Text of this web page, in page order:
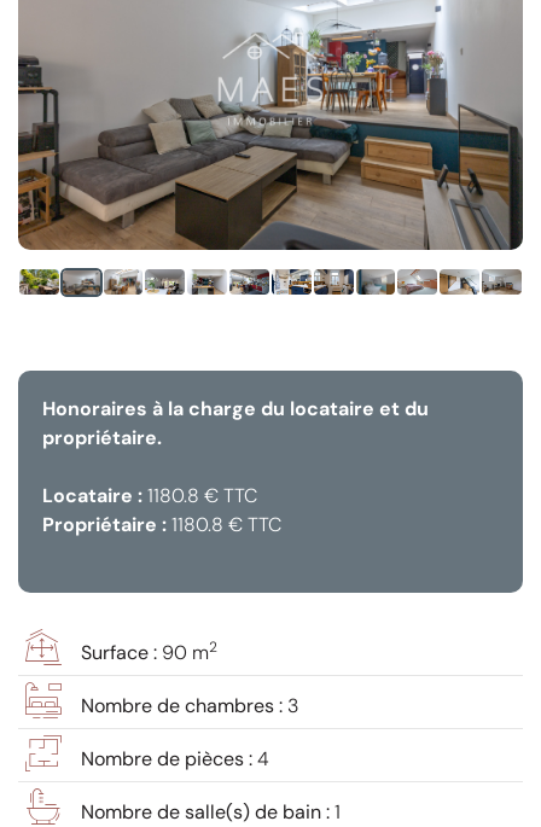
Honoraires à la charge du locataire et du
propriétaire.
Locataire :1180.8 € TTC
Propriétaire :1180.8 € TTC
Surface : 90 m2
Nombre de chambres : 3
Nombre de pièces :4
Nombre de salle(s) de bain :1